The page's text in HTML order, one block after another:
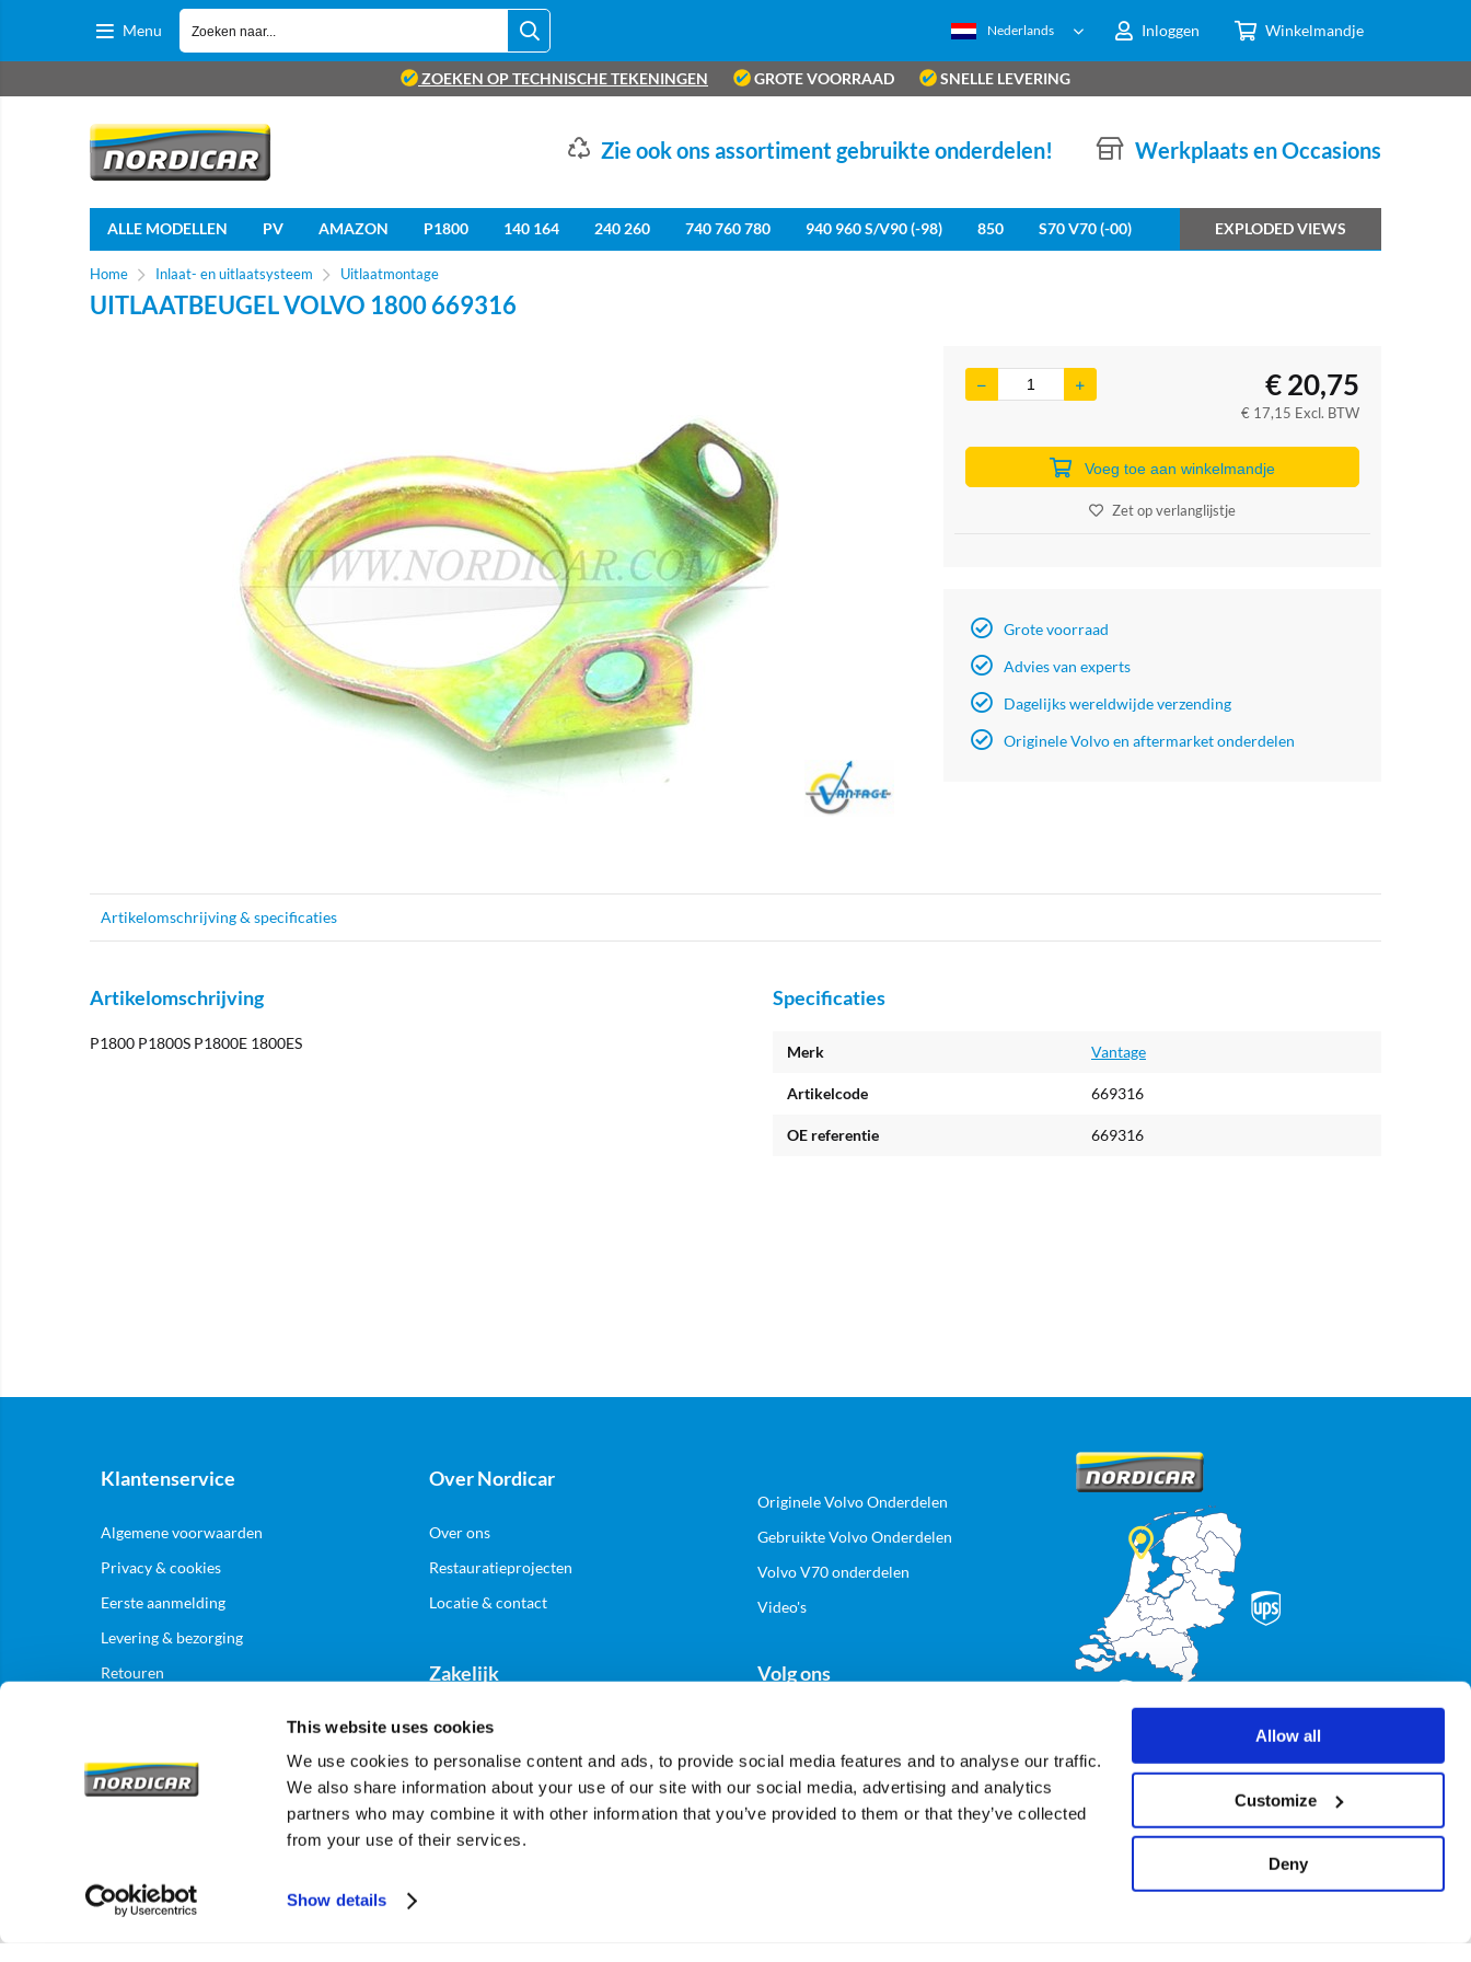
This website uses cookies
We use cookies to personalise content and ads, to provide social media features and to analyse our traffic.
We also share information about your use of our site with our social media, advertising and analytics
partners who may combine it with other information that you’ve provided to them or that they’ve collected
from your use of their services.
Show details
Allow all
Customize
Deny
Menu Inloggen Winkelmandje
Nederlands
ZOEKEN OP TECHNISCHE TEKENINGEN GROTE VOORRAAD SNELLE LEVERING
Werkplaats en Occasions
Zie ook ons assortiment gebruikte onderdelen!
ALLE MODELLEN PV AMAZON P1800 140 164 240 260 740 760 780 940 960 S/V90 (-98) 850 S70 V70 (-00) EXPLODED VIEWS
Home Inlaat- en uitlaatsysteem Uitlaatmontage
UITLAATBEUGEL VOLVO 1800 669316
Brand
€20,75
€ 17,15 Excl. BTW
Voeg toe aan winkelmandje
Zet op verlanglijstje
Grote voorraad
Advies van experts
Dagelijks wereldwijde verzending
Originele Volvo en aftermarket onderdelen
Artikelomschrijving & specificaties
Artikelomschrijving
P1800 P1800S P1800E 1800ES
Specificaties
Merk Vantage
Artikelcode 669316
OE referentie 669316
Klantenservice
Algemene voorwaarden
Privacy & cookies
Eerste aanmelding
Levering & bezorging
Retouren
Over Nordicar
Over ons
Restauratieprojecten
Locatie & contact
Originele Volvo Onderdelen
Gebruikte Volvo Onderdelen
Volvo V70 onderdelen
Video's
Zakelijk
Aanmelden zakelijk account
Volg ons